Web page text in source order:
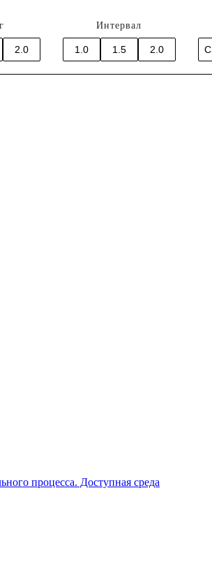
2.0
Интервал
1.0 1.5 2.0 C
процесса. Доступная среда